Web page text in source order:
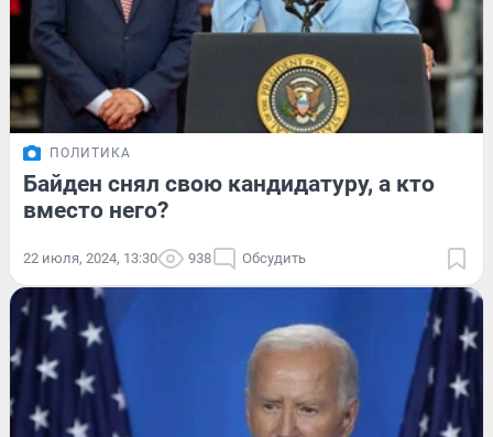
ПОЛИТИКА
Байден снял свою кандидатуру, а кто
вместо него?
22 июля, 2024, 13:30 938 Обсудить